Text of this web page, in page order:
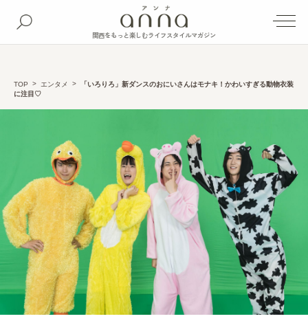
関西をもっと楽しむライフスタイルマガジン
TOP エンタメ
「いろりろ」新ダンスのおにいさんはモナキ！かわいすぎる動物衣装
に注目♡